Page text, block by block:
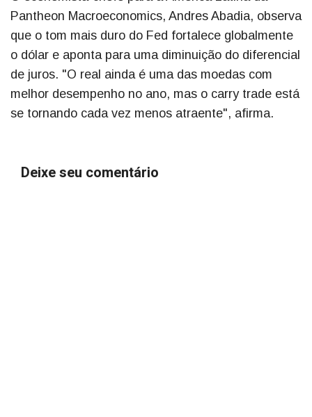
Pantheon Macroeconomics, Andres Abadia, observa
que o tom mais duro do Fed fortalece globalmente
o dólar e aponta para uma diminuição do diferencial
de juros. "O real ainda é uma das moedas com
melhor desempenho no ano, mas o carry trade está
se tornando cada vez menos atraente", afirma.
Deixe seu comentário